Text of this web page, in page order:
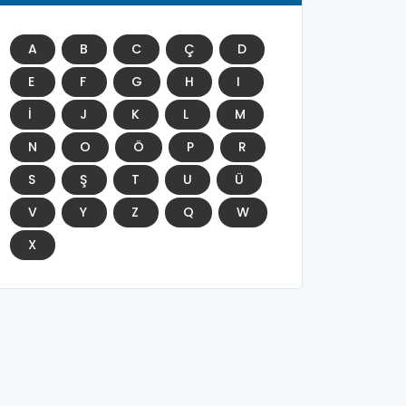
A B C Ç
D
E
F G H
I
İ
J K L
M
N
O Ö P
R
S
Ş T U
Ü
V
Y Z Q
W
X